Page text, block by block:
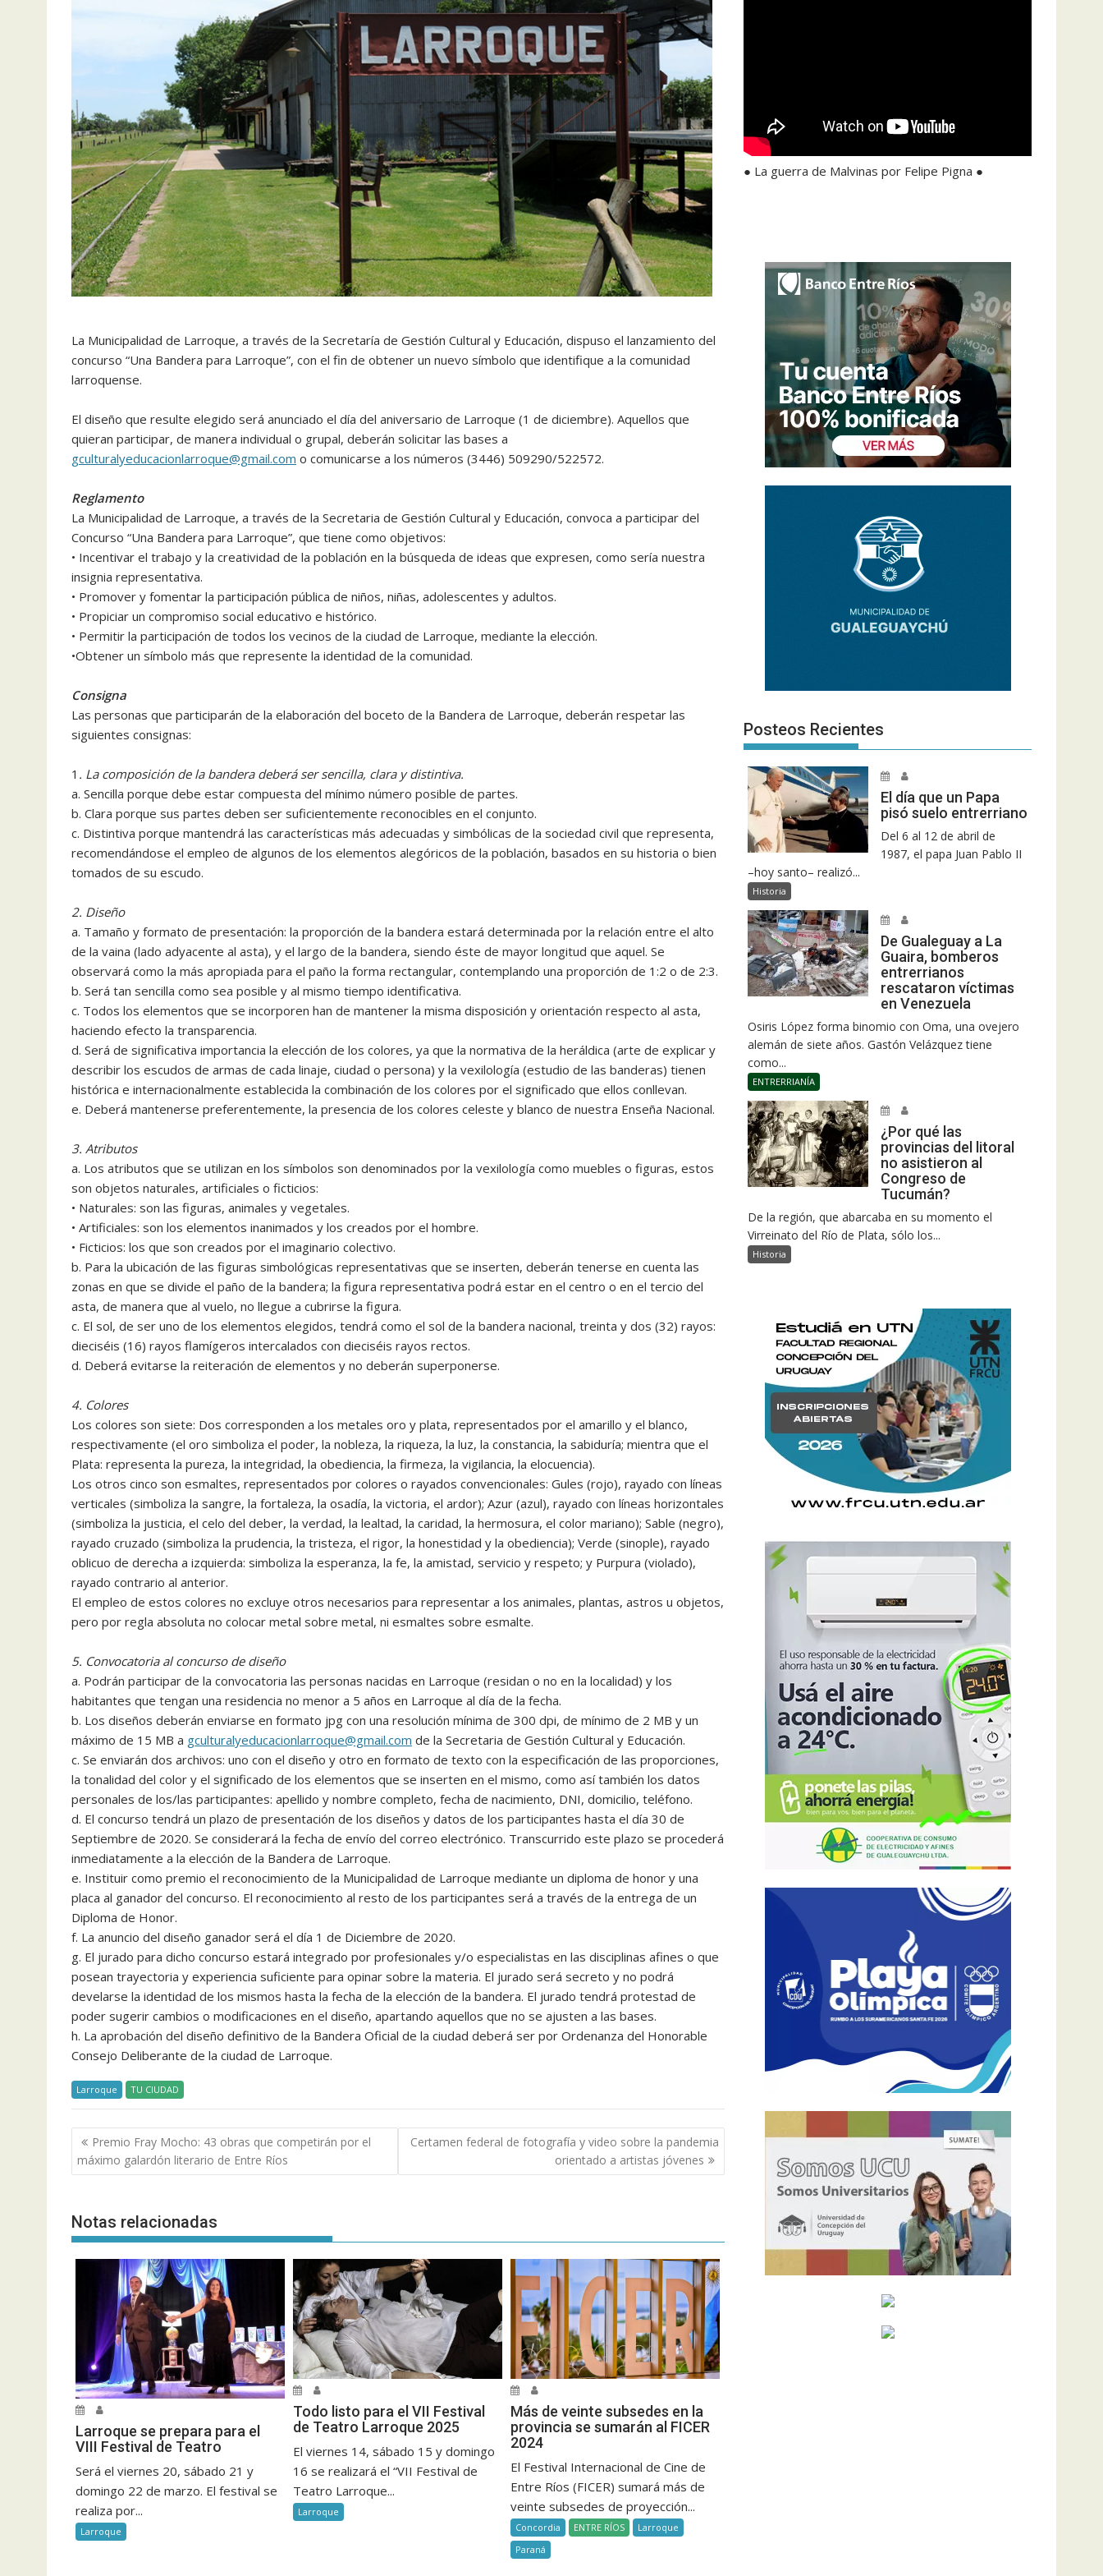
La Municipalidad de Larroque, a través de la Secretaría de Gestión Cultural y Educación, dispuso el lanzamiento del
concurso “Una Bandera para Larroque”, con el fin de obtener un nuevo símbolo que identifique a la comunidad
larroquense.
El diseño que resulte elegido será anunciado el día del aniversario de Larroque (1 de diciembre). Aquellos que
quieran participar, de manera individual o grupal, deberán solicitar las bases a
gculturalyeducacionlarroque@gmail.com o comunicarse a los números (3446) 509290/522572.
Reglamento
La Municipalidad de Larroque, a través de la Secretaria de Gestión Cultural y Educación, convoca a participar del
Concurso “Una Bandera para Larroque”, que tiene como objetivos:
• Incentivar el trabajo y la creatividad de la población en la búsqueda de ideas que expresen, como sería nuestra
insignia representativa.
• Promover y fomentar la participación pública de niños, niñas, adolescentes y adultos.
• Propiciar un compromiso social educativo e histórico.
• Permitir la participación de todos los vecinos de la ciudad de Larroque, mediante la elección.
•Obtener un símbolo más que represente la identidad de la comunidad.
Consigna
Las personas que participarán de la elaboración del boceto de la Bandera de Larroque, deberán respetar las
siguientes consignas:
1 . La composición de la bandera deberá ser sencilla, clara y distintiva.
a. Sencilla porque debe estar compuesta del mínimo número posible de partes.
b. Clara porque sus partes deben ser suficientemente reconocibles en el conjunto.
c. Distintiva porque mantendrá las características más adecuadas y simbólicas de la sociedad civil que representa,
recomendándose el empleo de algunos de los elementos alegóricos de la población, basados en su historia o bien
tomados de su escudo.
2. Diseño
a. Tamaño y formato de presentación: la proporción de la bandera estará determinada por la relación entre el alto
de la vaina (lado adyacente al asta), y el largo de la bandera, siendo éste de mayor longitud que aquel. Se
observará como la más apropiada para el paño la forma rectangular, contemplando una proporción de 1:2 o de 2:3.
b. Será tan sencilla como sea posible y al mismo tiempo identificativa.
c. Todos los elementos que se incorporen han de mantener la misma disposición y orientación respecto al asta,
haciendo efecto la transparencia.
d. Será de significativa importancia la elección de los colores, ya que la normativa de la heráldica (arte de explicar y
describir los escudos de armas de cada linaje, ciudad o persona) y la vexilología (estudio de las banderas) tienen
histórica e internacionalmente establecida la combinación de los colores por el significado que ellos conllevan.
e. Deberá mantenerse preferentemente, la presencia de los colores celeste y blanco de nuestra Enseña Nacional.
3. Atributos
a. Los atributos que se utilizan en los símbolos son denominados por la vexilología como muebles o figuras, estos
son objetos naturales, artificiales o ficticios:
• Naturales: son las figuras, animales y vegetales.
• Artificiales: son los elementos inanimados y los creados por el hombre.
• Ficticios: los que son creados por el imaginario colectivo.
b. Para la ubicación de las figuras simbológicas representativas que se inserten, deberán tenerse en cuenta las
zonas en que se divide el paño de la bandera; la figura representativa podrá estar en el centro o en el tercio del
asta, de manera que al vuelo, no llegue a cubrirse la figura.
c. El sol, de ser uno de los elementos elegidos, tendrá como el sol de la bandera nacional, treinta y dos (32) rayos:
dieciséis (16) rayos flamígeros intercalados con dieciséis rayos rectos.
d. Deberá evitarse la reiteración de elementos y no deberán superponerse.
4. Colores
Los colores son siete: Dos corresponden a los metales oro y plata, representados por el amarillo y el blanco,
respectivamente (el oro simboliza el poder, la nobleza, la riqueza, la luz, la constancia, la sabiduría; mientra que el
Plata: representa la pureza, la integridad, la obediencia, la firmeza, la vigilancia, la elocuencia).
Los otros cinco son esmaltes, representados por colores o rayados convencionales: Gules (rojo), rayado con líneas
verticales (simboliza la sangre, la fortaleza, la osadía, la victoria, el ardor); Azur (azul), rayado con líneas horizontales
(simboliza la justicia, el celo del deber, la verdad, la lealtad, la caridad, la hermosura, el color mariano); Sable (negro),
rayado cruzado (simboliza la prudencia, la tristeza, el rigor, la honestidad y la obediencia); Verde (sinople), rayado
oblicuo de derecha a izquierda: simboliza la esperanza, la fe, la amistad, servicio y respeto; y Purpura (violado),
rayado contrario al anterior.
El empleo de estos colores no excluye otros necesarios para representar a los animales, plantas, astros u objetos,
pero por regla absoluta no colocar metal sobre metal, ni esmaltes sobre esmalte.
5. Convocatoria al concurso de diseño
a. Podrán participar de la convocatoria las personas nacidas en Larroque (residan o no en la localidad) y los
habitantes que tengan una residencia no menor a 5 años en Larroque al día de la fecha.
b. Los diseños deberán enviarse en formato jpg con una resolución mínima de 300 dpi, de mínimo de 2 MB y un
máximo de 15 MB a gculturalyeducacionlarroque@gmail.com de la Secretaria de Gestión Cultural y Educación.
c. Se enviarán dos archivos: uno con el diseño y otro en formato de texto con la especificación de las proporciones,
la tonalidad del color y el significado de los elementos que se inserten en el mismo, como así también los datos
personales de los/las participantes: apellido y nombre completo, fecha de nacimiento, DNI, domicilio, teléfono.
d. El concurso tendrá un plazo de presentación de los diseños y datos de los participantes hasta el día 30 de
Septiembre de 2020. Se considerará la fecha de envío del correo electrónico. Transcurrido este plazo se procederá
inmediatamente a la elección de la Bandera de Larroque.
e. Instituir como premio el reconocimiento de la Municipalidad de Larroque mediante un diploma de honor y una
placa al ganador del concurso. El reconocimiento al resto de los participantes será a través de la entrega de un
Diploma de Honor.
f. La anuncio del diseño ganador será el día 1 de Diciembre de 2020.
g. El jurado para dicho concurso estará integrado por profesionales y/o especialistas en las disciplinas afines o que
posean trayectoria y experiencia suficiente para opinar sobre la materia. El jurado será secreto y no podrá
develarse la identidad de los mismos hasta la fecha de la elección de la bandera. El jurado tendrá protestad de
poder sugerir cambios o modificaciones en el diseño, apartando aquellos que no se ajusten a las bases.
h. La aprobación del diseño definitivo de la Bandera Oficial de la ciudad deberá ser por Ordenanza del Honorable
Consejo Deliberante de la ciudad de Larroque.
Larroque TU CIUDAD
Navegación
de
entradas
Premio Fray Mocho: 43 obras que competirán por el
máximo galardón literario de Entre Ríos
Certamen federal de fotografía y video sobre la pandemia
orientado a artistas jóvenes
Notas relacionadas
Larroque se prepara para el
VIII Festival de Teatro
Será el viernes 20, sábado 21 y
domingo 22 de marzo. El festival se
realiza por...
Larroque
Todo listo para el VII Festival
de Teatro Larroque 2025
El viernes 14, sábado 15 y domingo
16 se realizará el “VII Festival de
Teatro Larroque...
Larroque
Más de veinte subsedes en la
provincia se sumarán al FICER
2024
El Festival Internacional de Cine de
Entre Ríos (FICER) sumará más de
veinte subsedes de proyección...
Concordia ENTRE RÍOS
Larroque
Paraná
● La guerra de Malvinas por Felipe Pigna ●
Posteos Recientes
El día que un Papa
pisó suelo entrerriano
Del 6 al 12 de abril de
1987, el papa Juan Pablo II
–hoy santo– realizó...
Historia
De Gualeguay a La
Guaira, bomberos
entrerrianos
rescataron víctimas
en Venezuela
Osiris López forma binomio con Oma, una ovejero
alemán de siete años. Gastón Velázquez tiene
como...
ENTRERRIANÍA
¿Por qué las
provincias del litoral
no asistieron al
Congreso de
Tucumán?
De la región, que abarcaba en su momento el
Virreinato del Río de Plata, sólo los...
Historia